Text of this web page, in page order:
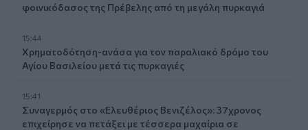
φοινικόδασος της Πρέβελης από τη μεγάλη πυρκαγιά
15:44
Χρηματοδότηση-ανάσα για τον παραλιακό δρόμο του
Αγίου Βασιλείου μετά τις πυρκαγιές
15:41
Συναγερμός στο «Ελευθέριος Βενιζέλος»: 37χρονος
επιχείρησε να πετάξει με τέσσερα μαχαίρια σε